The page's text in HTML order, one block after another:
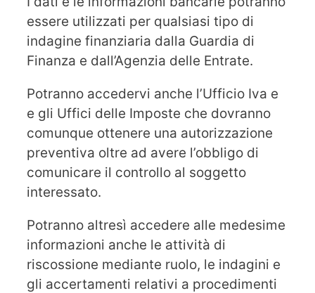
essere utilizzati per qualsiasi tipo di
indagine finanziaria dalla Guardia di
Finanza e dall’Agenzia delle Entrate.
Potranno accedervi anche l’Ufficio Iva e
e gli Uffici delle Imposte che dovranno
comunque ottenere una autorizzazione
preventiva oltre ad avere l’obbligo di
comunicare il controllo al soggetto
interessato.
Potranno altresì accedere alle medesime
informazioni anche le attività di
riscossione mediante ruolo, le indagini e
gli accertamenti relativi a procedimenti